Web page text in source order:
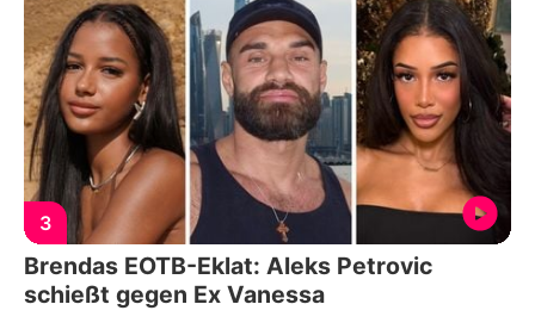
3
Brendas EOTB-Eklat: Aleks Petrovic
schießt gegen Ex Vanessa